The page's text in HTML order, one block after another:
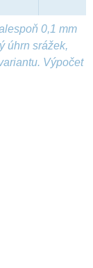
0,1 mm
úhrn srážek,
Výpočet